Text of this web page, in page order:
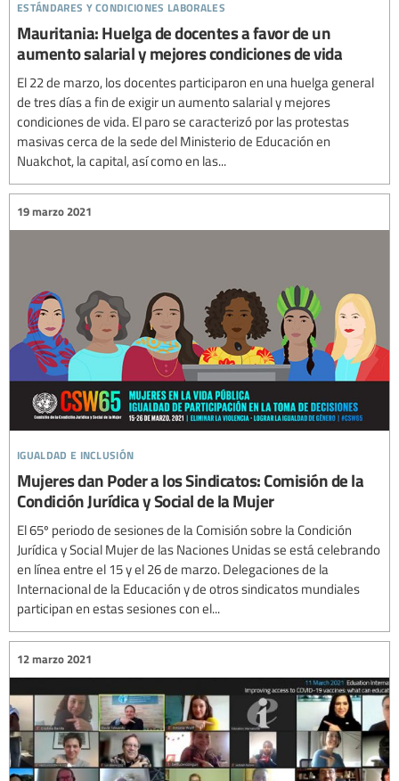
estándares y condiciones laborales
Mauritania: Huelga de docentes a favor de un
aumento salarial y mejores condiciones de vida
El 22 de marzo, los docentes participaron en una huelga general
de tres días a fin de exigir un aumento salarial y mejores
condiciones de vida. El paro se caracterizó por las protestas
masivas cerca de la sede del Ministerio de Educación en
Nuakchot, la capital, así como en las...
igualdad e inclusión
19 marzo 2021
Mujeres dan Poder a los Sindicatos: Comisión de la
Condición Jurídica y Social de la Mujer
El 65º periodo de sesiones de la Comisión sobre la Condición
Jurídica y Social Mujer de las Naciones Unidas se está celebrando
en línea entre el 15 y el 26 de marzo. Delegaciones de la
Internacional de la Educación y de otros sindicatos mundiales
participan en estas sesiones con el...
12 marzo 2021